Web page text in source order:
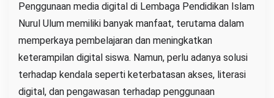
Penggunaan media digital di Lembaga Pendidikan Islam
Nurul Ulum memiliki banyak manfaat, terutama dalam
memperkaya pembelajaran dan meningkatkan
keterampilan digital siswa. Namun, perlu adanya solusi
terhadap kendala seperti keterbatasan akses, literasi
digital, dan pengawasan terhadap penggunaan